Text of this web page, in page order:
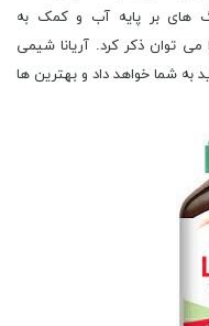
های بر پایه آب و کمک به
توان ذکر کرد. آریانا شیمی
به شما خواهد داد و بهترین ها